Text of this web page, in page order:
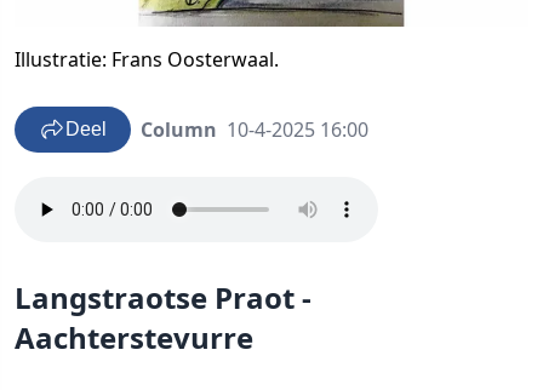
Illustratie: Frans Oosterwaal.
Deel Column 10-4-2025 16:00
Langstraotse Praot -
Aachterstevurre